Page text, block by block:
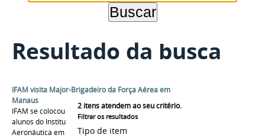
Resultado da busca
2 itens atendem ao seu critério.
Filtrar os resultados
Tipo de item
IFAM visita Major-Brigadeiro da Força Aérea em
Manaus
IFAM se colocou à disposição da FAB para que
alunos do Instituto conheçam o trabalho da
Aeronáutica em Manaus